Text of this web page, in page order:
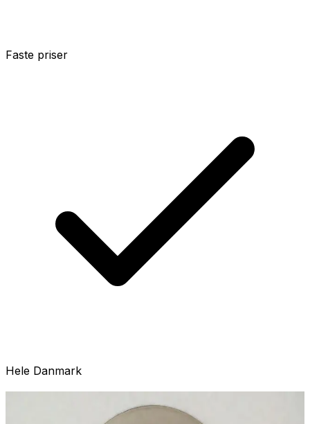
Faste priser
Hele Danmark
Oplever du disse problemer?